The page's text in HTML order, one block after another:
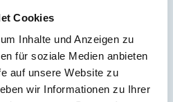
Cookies
Inhalte und Anzeigen zu
für soziale Medien anbieten
auf unsere Website zu
wir Informationen zu Ihrer